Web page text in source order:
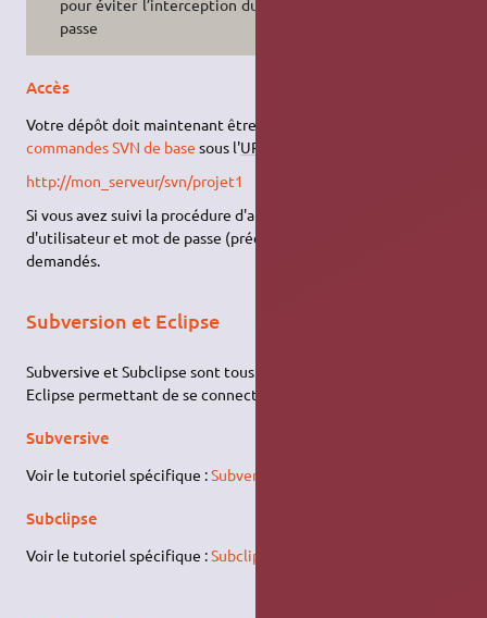
pour éviter l’interception du mot de
passe
Accès
Votre dépôt doit maintenant être accessible
commandes SVN de base sous l'URL
http://mon_serveur/svn/projet1
Si vous avez suivi la procédure d'authentification, un nom
d'utilisateur et mot de passe (précédemment créés) seront
demandés.
Subversion et Eclipse
Subversive et Subclipse sont tous deux des greffons pour
Eclipse permettant de se connecter à un dépôt SVN.
Subversive
Voir le tutoriel spécifique :Subversive
Subclipse
Voir le tutoriel spécifique :Subclipse